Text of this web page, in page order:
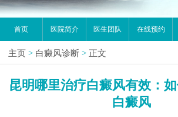
首页 医院简介 医生团队 在线预约
主页 > 白癜风诊断 > 正文
昆明哪里治疗白癜风有效：
白癜风